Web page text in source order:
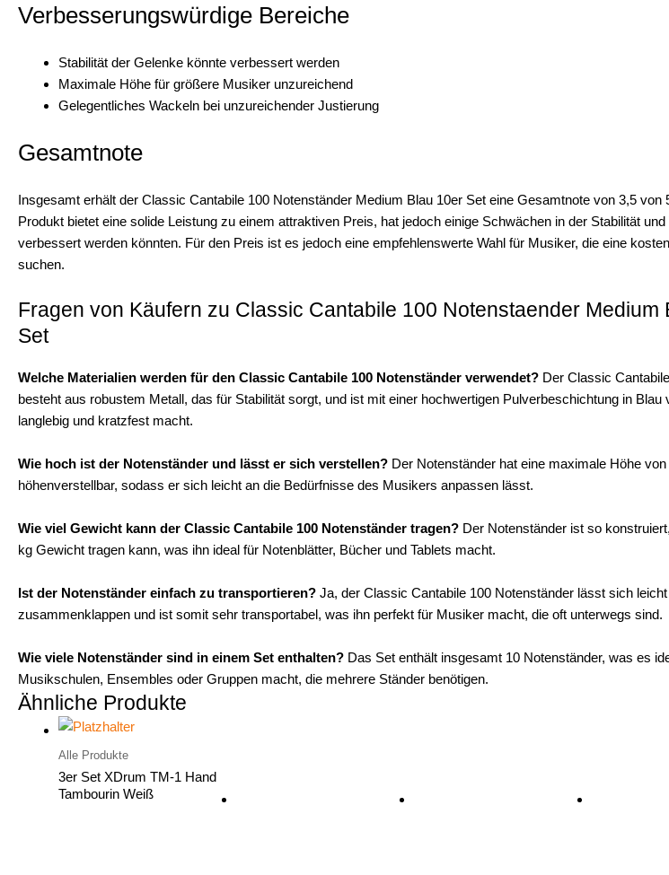
Verbesserungswürdige Bereiche
Stabilität der Gelenke könnte verbessert werden
Maximale Höhe für größere Musiker unzureichend
Gelegentliches Wackeln bei unzureichender Justierung
Gesamtnote
Insgesamt erhält der Classic Cantabile 100 Notenständer Medium Blau 10er Set eine Gesamtnote von 3,5 von
Produkt bietet eine solide Leistung zu einem attraktiven Preis, hat jedoch einige Schwächen in der Stabilität und
verbessert werden könnten. Für den Preis ist es jedoch eine empfehlenswerte Wahl für Musiker, die eine
suchen.
Fragen von Käufern zu Classic Cantabile 100 Notenstaender Medium
Set
Welche Materialien werden für den Classic Cantabile 100 Notenständer verwendet? Der Classic
besteht aus robustem Metall, das für Stabilität sorgt, und ist mit einer hochwertigen Pulverbeschichtung in Blau
langlebig und kratzfest macht.
Wie hoch ist der Notenständer und lässt er sich verstellen? Der Notenständer hat eine maximale Höhe
höhenverstellbar, sodass er sich leicht an die Bedürfnisse des Musikers anpassen lässt.
Wie viel Gewicht kann der Classic Cantabile 100 Notenständer tragen? Der Notenständer ist so
kg Gewicht tragen kann, was ihn ideal für Notenblätter, Bücher und Tablets macht.
Ist der Notenständer einfach zu transportieren? Ja, der Classic Cantabile 100 Notenständer lässt sich leicht
zusammenklappen und ist somit sehr transportabel, was ihn perfekt für Musiker macht, die oft unterwegs sind.
Wie viele Notenständer sind in einem Set enthalten? Das Set enthält insgesamt 10 Notenständer, was es
Musikschulen, Ensembles oder Gruppen macht, die mehrere Ständer benötigen.
Ähnliche Produkte
Alle Produkte
3er Set XDrum TM-1 Hand
Tambourin Weiß